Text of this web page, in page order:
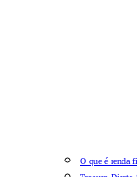
O que é renda